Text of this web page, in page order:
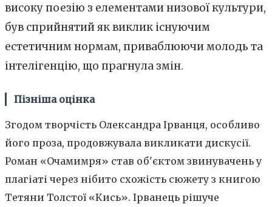
високу поезію з елементами низової культури,
був сприйнятий як виклик існуючим
естетичним нормам, приваблюючи молодь та
інтелігенцію, що прагнула змін.
Пізніша оцінка
Згодом творчість Олександра Ірванця, особливо
його проза, продовжувала викликати дискусії.
Роман «Очамимря» став об'єктом звинувачень у
плагіаті через нібито схожість сюжету з книгою
Тетяни Толстої «Кись». Ірванець рішуче